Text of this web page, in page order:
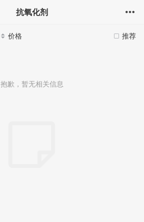
抗氧化剂
推荐
价格
抱歉，暂无相关信息